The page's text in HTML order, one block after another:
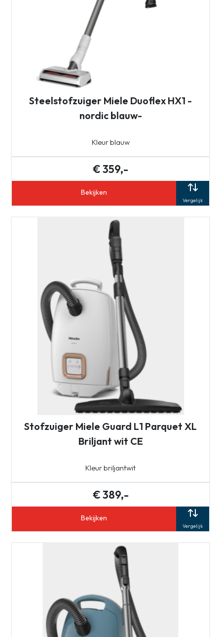
Steelstofzuiger Miele Duoflex HX1 -
nordic blauw-
Kleur blauw
€ 359,-
Bekijken
Vergelijk
Stofzuiger Miele Guard L1 Parquet XL
Briljant wit CE
Kleur briljantwit
€ 389,-
Bekijken
Vergelijk